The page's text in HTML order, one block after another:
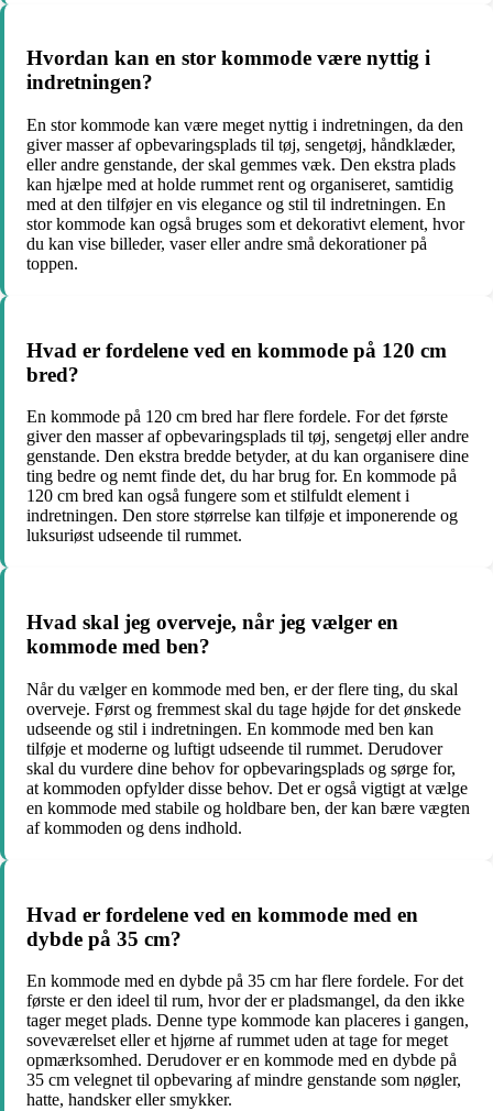
Hvordan kan en stor kommode være nyttig i
indretningen?
En stor kommode kan være meget nyttig i indretningen, da den
giver masser af opbevaringsplads til tøj, sengetøj, håndklæder,
eller andre genstande, der skal gemmes væk. Den ekstra plads
kan hjælpe med at holde rummet rent og organiseret, samtidig
med at den tilføjer en vis elegance og stil til indretningen. En
stor kommode kan også bruges som et dekorativt element, hvor
du kan vise billeder, vaser eller andre små dekorationer på
toppen.
Hvad er fordelene ved en kommode på 120 cm
bred?
En kommode på 120 cm bred har flere fordele. For det første
giver den masser af opbevaringsplads til tøj, sengetøj eller andre
genstande. Den ekstra bredde betyder, at du kan organisere dine
ting bedre og nemt finde det, du har brug for. En kommode på
120 cm bred kan også fungere som et stilfuldt element i
indretningen. Den store størrelse kan tilføje et imponerende og
luksuriøst udseende til rummet.
Hvad skal jeg overveje, når jeg vælger en
kommode med ben?
Når du vælger en kommode med ben, er der flere ting, du skal
overveje. Først og fremmest skal du tage højde for det ønskede
udseende og stil i indretningen. En kommode med ben kan
tilføje et moderne og luftigt udseende til rummet. Derudover
skal du vurdere dine behov for opbevaringsplads og sørge for,
at kommoden opfylder disse behov. Det er også vigtigt at vælge
en kommode med stabile og holdbare ben, der kan bære vægten
af kommoden og dens indhold.
Hvad er fordelene ved en kommode med en
dybde på 35 cm?
En kommode med en dybde på 35 cm har flere fordele. For det
første er den ideel til rum, hvor der er pladsmangel, da den ikke
tager meget plads. Denne type kommode kan placeres i gangen,
soveværelset eller et hjørne af rummet uden at tage for meget
opmærksomhed. Derudover er en kommode med en dybde på
35 cm velegnet til opbevaring af mindre genstande som nøgler,
hatte, handsker eller smykker.